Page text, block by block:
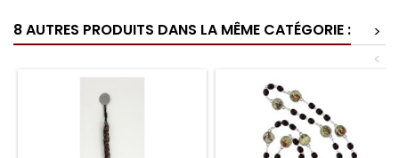
8 AUTRES PRODUITS DANS LA MÊME CATÉGORIE :
>
<